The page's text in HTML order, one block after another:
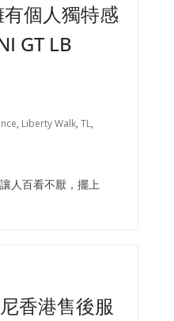
個人獨特感
GT LB
, Liberty Walk, TL,
人百看不厭，擺上
香港售後服